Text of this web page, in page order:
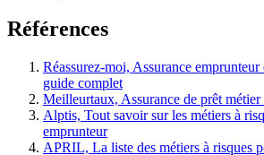
Références
Réassurez-moi, Assurance
guide complet
Meilleurtaux, Assurance de prêt métier
Alptis, Tout savoir sur les métiers à
emprunteur
APRIL, La liste des métiers à risques